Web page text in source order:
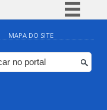
Simplifique!
Comunica BR
Participe
MAPA DO SITE